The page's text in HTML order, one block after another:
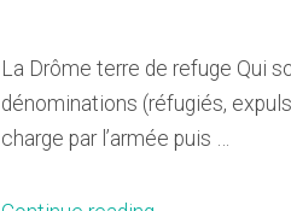
La Drôme terre de refuge Qui
dénominations (réfugiés,
charge par l’armée puis …